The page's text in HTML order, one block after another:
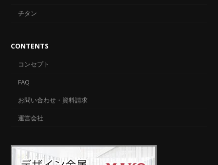
チタン
CONTENTS
コンセプト
FAQ
お問い合わせ・資料請求
運営会社